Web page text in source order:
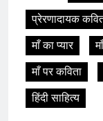
प्रेरणादायक
माँ का प्यार
माँ पर कविता
हिंदी साहित्य